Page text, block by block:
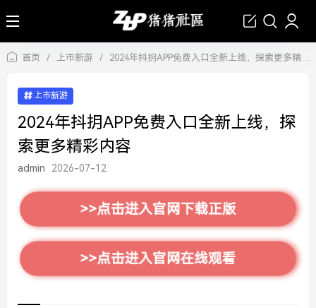
首页 / 上市新游 / 2024年抖抈APP免费入口全新上线，探索更多精彩内容
上市新游
2024年抖抈APP免费入口全新上线，探
索更多精彩内容
admin 2026-07-12
>>点击进入官网下载正版
>>点击进入官网在线观看